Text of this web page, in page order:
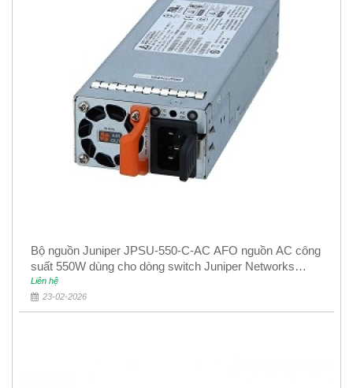
Bộ nguồn Juniper JPSU-550-C-AC AFO nguồn AC công
suất 550W dùng cho dòng switch Juniper Networks
EX4400
Liên hệ
23-02-2026